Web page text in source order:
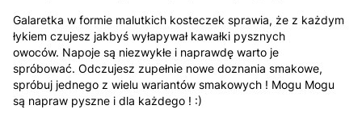
Galaretka w formie malutkich kosteczek sprawia, że z każdym
łykiem czujesz jakbyś wyłapywał kawałki pysznych
owoców. Napoje są niezwykłe i naprawdę warto je
spróbować. Odczujesz zupełnie nowe doznania smakowe,
spróbuj jednego z wielu wariantów smakowych ! Mogu Mogu
są napraw pyszne i dla każdego ! :)